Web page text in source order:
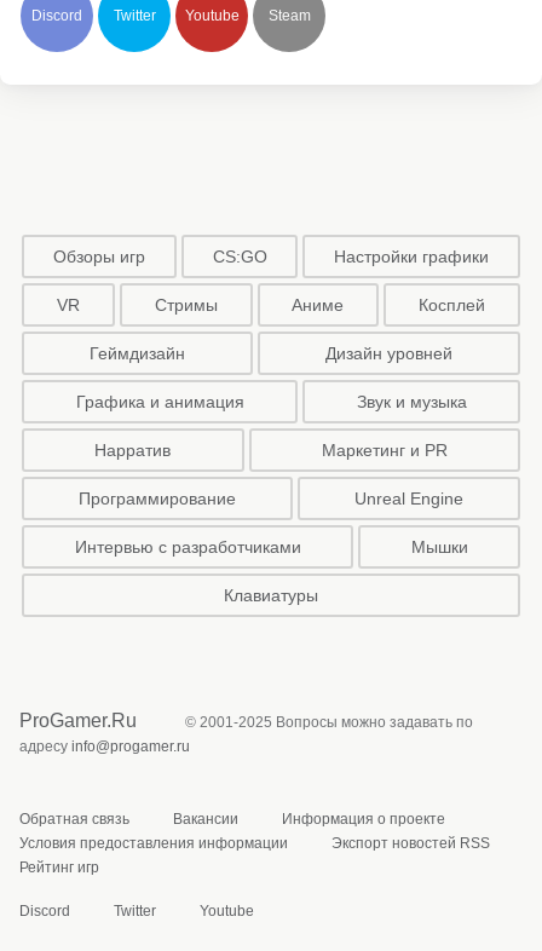
Discord Twitter Youtube Steam
Обзоры игр CS:GO Настройки графики
VR Стримы Аниме Косплей
Геймдизайн Дизайн уровней
Графика и анимация Звук и музыка
Нарратив Маркетинг и PR
Программирование Unreal Engine
Интервью с разработчиками Мышки
Клавиатуры
ProGamer.Ru
© 2001-2025 Вопросы можно задавать по
адресу info@progamer.ru
Обратная связь Вакансии
Информация о проекте
Условия предоставления информации
Экспорт новостей RSS
Рейтинг игр
Discord Twitter Youtube